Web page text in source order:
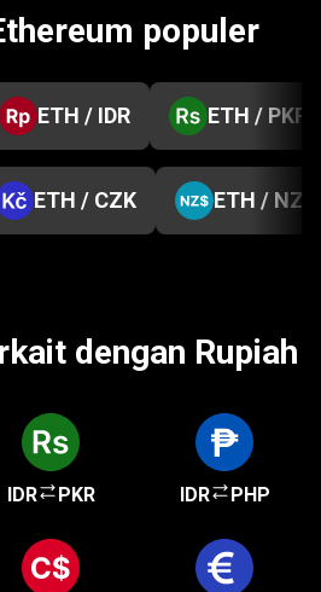
populer
ETH / IDR ETH / PKR
ETH / CZK ETH / NZD
dengan Rupiah
IDR PKR IDR PHP